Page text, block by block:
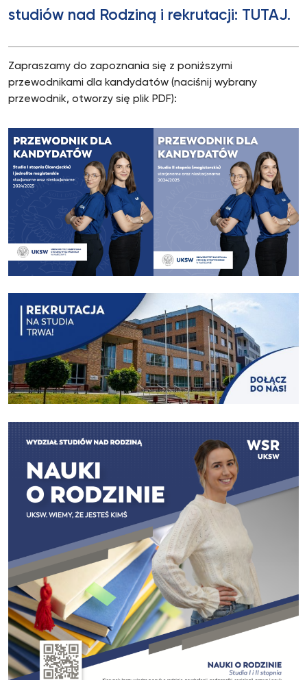
studiów nad Rodziną i rekrutacji: TUTAJ.
Zapraszamy do zapoznania się z poniższymi
przewodnikami dla kandydatów (naciśnij wybrany
przewodnik, otworzy się plik PDF):